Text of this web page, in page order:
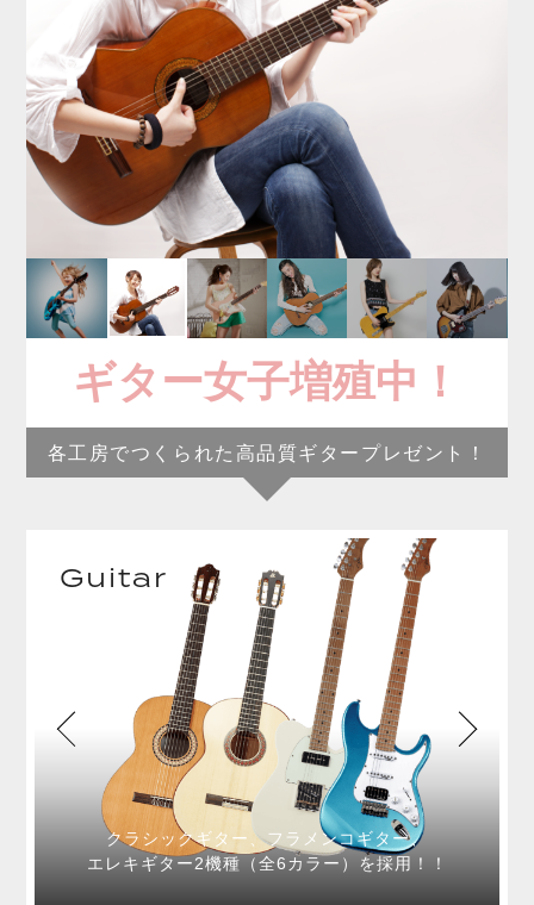
ギター女子増殖中！
各工房でつくられた高品質ギタープレゼント！
Guitar
クラシックギター、フラメンコギター、
エレキギター2機種（全6カラー）を採用！！